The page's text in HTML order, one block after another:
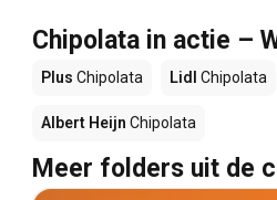
Chipolata in actie –
Plus Chipolata Lidl Chipolata
Albert Heijn Chipolata
Meer folders uit de